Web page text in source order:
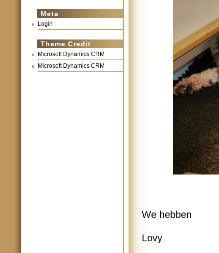
Meta
Login
Theme Credit
Microsoft Dynamics CRM
Microsoft Dynamics CRM
We hebben
Lovy